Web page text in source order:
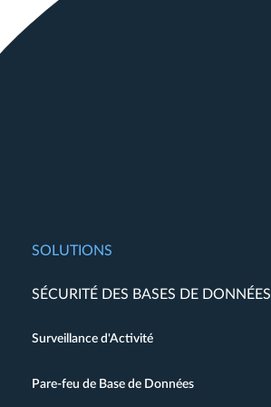
SOLUTIONS
SÉCURITÉ DES BASES DE DONNÉES
Surveillance d'Activité
Pare-feu de Base de Données